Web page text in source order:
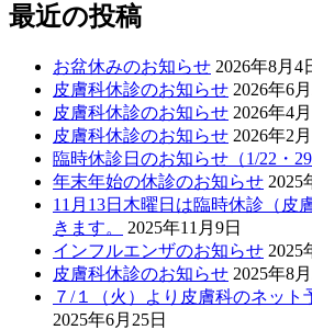
最近の投稿
お盆休みのお知らせ 2026年8月4
皮膚科休診のお知らせ 2026年6
皮膚科休診のお知らせ 2026年4
皮膚科休診のお知らせ 2026年2
臨時休診日のお知らせ（1/22・29
年末年始の休診のお知らせ 2025
11月13日木曜日は臨時休診（皮
きます。
2025年11月9日
インフルエンザのお知らせ 2025
皮膚科休診のお知らせ 2025年8
７/１（火）より皮膚科のネット
2025年6月25日